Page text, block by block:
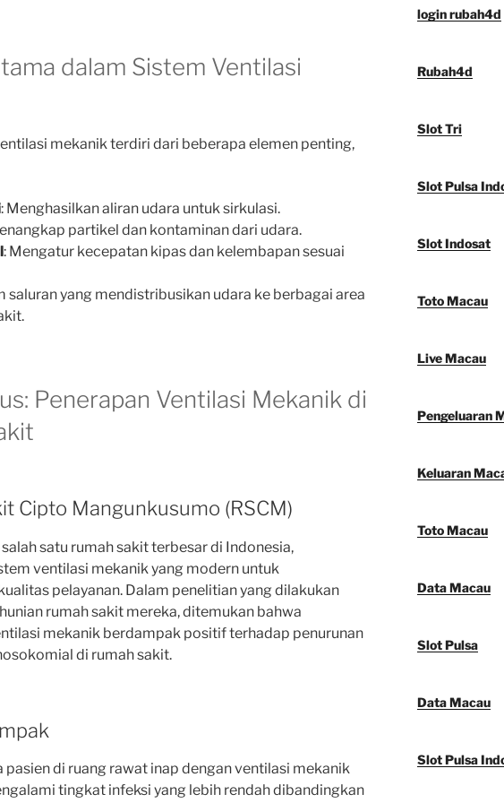
dalam Sistem Ventilasi
mekanik terdiri dari beberapa elemen penting,
: Menghasilkan aliran udara untuk sirkulasi.
partikel dan kontaminan dari udara.
: Mengatur kecepatan kipas dan kelembapan sesuai
saluran yang mendistribusikan udara ke berbagai area
Penerapan Ventilasi Mekanik di
Cipto Mangunkusumo (RSCM)
salah satu rumah sakit terbesar di Indonesia,
ventilasi mekanik yang modern untuk
pelayanan. Dalam penelitian yang dilakukan
rumah sakit mereka, ditemukan bahwa
mekanik berdampak positif terhadap penurunan
di rumah sakit.
pasien di ruang rawat inap dengan ventilasi mekanik
tingkat infeksi yang lebih rendah dibandingkan
login rubah4d
Rubah4d
Slot Tri
Slot Pulsa
Slot Indosat
Toto Macau
Live Macau
Pengeluaran
Keluaran
Toto Macau
Data Macau
Slot Pulsa
Data Macau
Slot Pulsa